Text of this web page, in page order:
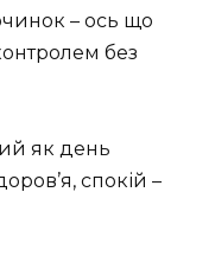
– ось що
без
як день
спокій –